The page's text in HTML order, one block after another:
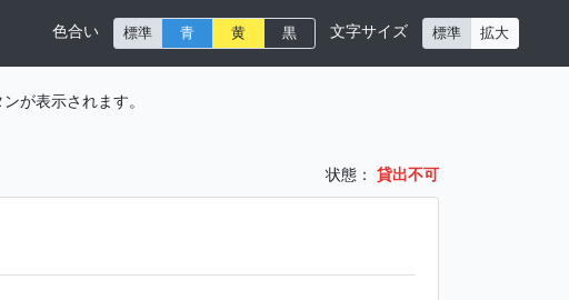
色合い 標準 青 黄 黒 文字サイズ 標準 拡大
が表示されます。
状態： 貸出不可